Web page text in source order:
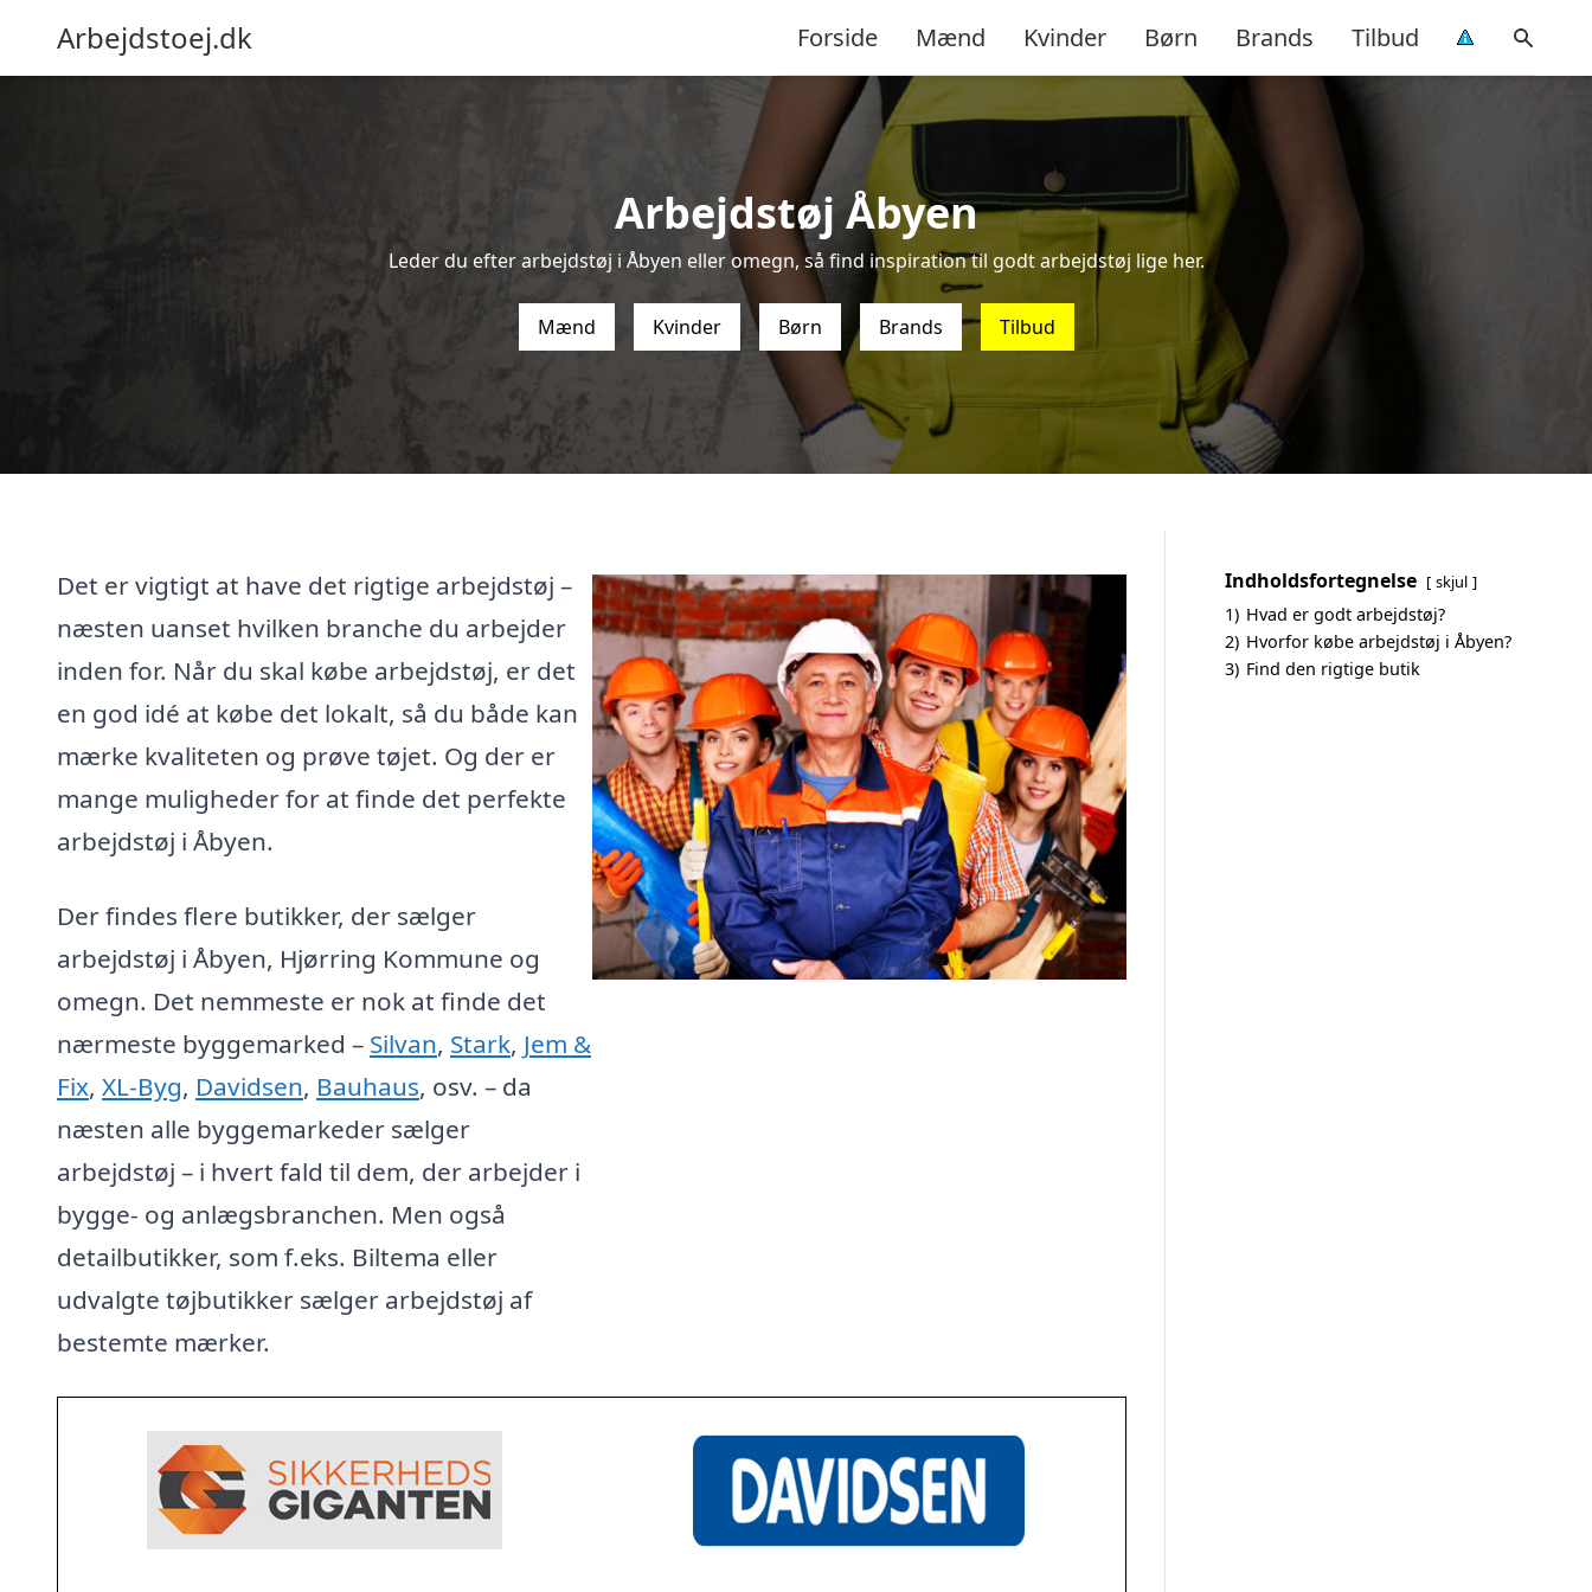
Arbejdstoej.dk Forside Mænd Kvinder Børn Brands Tilbud
Arbejdstøj Åbyen
Leder du efter arbejdstøj i Åbyen eller omegn, så find inspiration til godt arbejdstøj lige her.
Mænd Kvinder Børn Brands Tilbud
Det er vigtigt at have det rigtige arbejdstøj –
næsten uanset hvilken branche du arbejder
inden for. Når du skal købe arbejdstøj, er det
en god idé at købe det lokalt, så du både kan
mærke kvaliteten og prøve tøjet. Og der er
mange muligheder for at finde det perfekte
arbejdstøj i Åbyen.
Der findes flere butikker, der sælger
arbejdstøj i Åbyen, Hjørring Kommune og
omegn. Det nemmeste er nok at finde det
nærmeste byggemarked – Silvan, Stark, Jem &
Fix, XL-Byg, Davidsen, Bauhaus, osv. – da
næsten alle byggemarkeder sælger
arbejdstøj – i hvert fald til dem, der arbejder i
bygge- og anlægsbranchen. Men også
detailbutikker, som f.eks. Biltema eller
udvalgte tøjbutikker sælger arbejdstøj af
bestemte mærker.
Indholdsfortegnelse skjul
1) Hvad er godt arbejdstøj?
2) Hvorfor købe arbejdstøj i Åbyen?
3) Find den rigtige butik